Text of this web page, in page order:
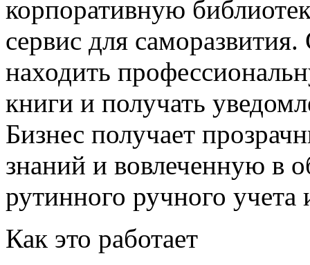
корпоративную
сервис для
находить
книги и получать
Бизнес получает
знаний и вовлеченную в
рутинного ручного
Как это работает